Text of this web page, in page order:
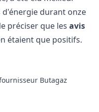
durant onze
préciser que les avis
étaient que positifs.
Butagaz